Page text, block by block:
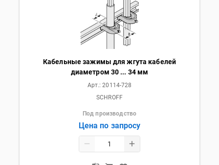
Кабельные зажимы для жгута кабелей
диаметром 30 ... 34 мм
Арт.:20114-728
SCHROFF
Под производство
Цена по запросу